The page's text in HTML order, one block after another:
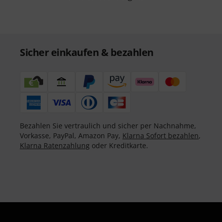
Sicher einkaufen & bezahlen
Bezahlen Sie vertraulich und sicher per Nachnahme,
Vorkasse, PayPal, Amazon Pay, Klarna Sofort bezahlen,
Klarna Ratenzahlung oder Kreditkarte.